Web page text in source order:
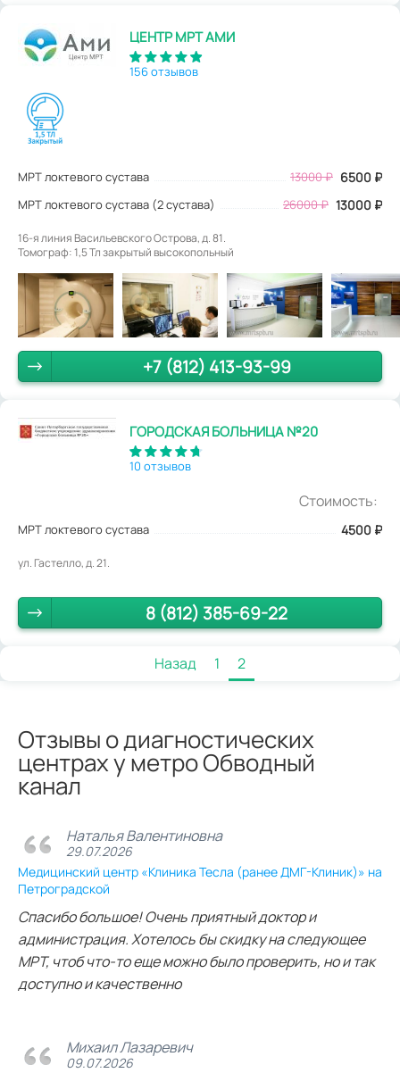
ЦЕНТР МРТ АМИ
156 отзывов
МРТ локтевого сустава 13000₽ 6500 ₽
МРТ локтевого сустава (2 сустава) 26000 ₽ 13000 ₽
16-я линия Васильевского Острова, д. 81.
Томограф: 1,5 Тл закрытый высокопольный
+7 (812) 413-93-99
ГОРОДСКАЯ БОЛЬНИЦА №20
10 отзывов
Стоимость:
МРТ локтевого сустава 4500 ₽
ул. Гастелло, д. 21.
8 (812) 385-69-22
Назад 1 2
Отзывы о диагностических
центрах у метро Обводный
канал
Наталья Валентиновна
29.07.2026
Медицинский центр «Клиника Тесла (ранее ДМГ-Клиник)» на
Петроградской
Спасибо большое! Очень приятный доктор и
администрация. Хотелось бы скидку на следующее
МРТ, чтоб что-то еще можно было проверить, но и так
доступно и качественно
Михаил Лазаревич
09.07.2026